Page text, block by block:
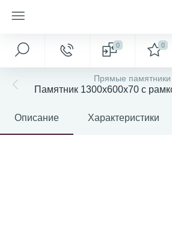
0 0
Прямые памятники
Памятник 1300x600x70 с
Описание Характеристики